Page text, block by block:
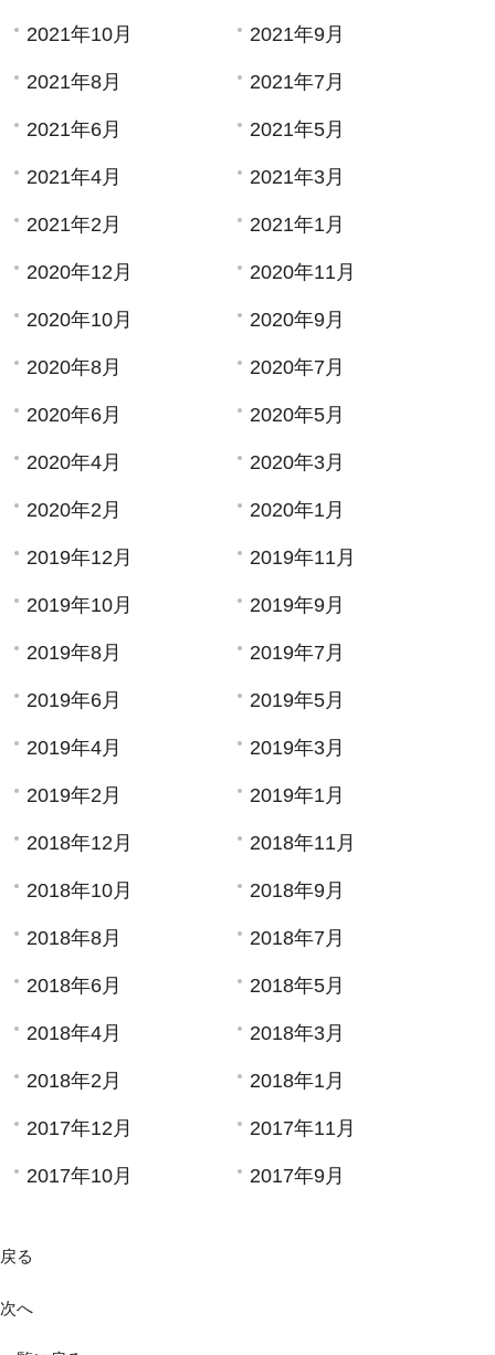
2021年10月 2021年9月
2021年8月 2021年7月
2021年6月 2021年5月
2021年4月 2021年3月
2021年2月 2021年1月
2020年12月 2020年11月
2020年10月 2020年9月
2020年8月 2020年7月
2020年6月 2020年5月
2020年4月 2020年3月
2020年2月 2020年1月
2019年12月 2019年11月
2019年10月 2019年9月
2019年8月 2019年7月
2019年6月 2019年5月
2019年4月 2019年3月
2019年2月 2019年1月
2018年12月 2018年11月
2018年10月 2018年9月
2018年8月 2018年7月
2018年6月 2018年5月
2018年4月 2018年3月
2018年2月 2018年1月
2017年12月 2017年11月
2017年10月 2017年9月
戻る
次へ